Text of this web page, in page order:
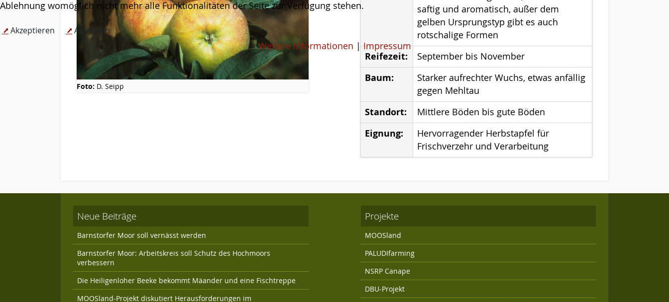
Foto: D. Seipp
saftig und aromatisch, außer dem
gelben Ursprungstyp gibt es auch
rotschalige Formen
Reifezeit: September bis November
Baum:
Starker aufrechter Wuchs, etwas anfällig
gegen Mehltau
Standort: Mittlere Böden bis gute Böden
Eignung:
Hervorragender Herbstapfel für
Frischverzehr und Verarbeitung
Neue Beiträge
Barnstorfer Moor soll vernässt werden
Barnstorfer Moor: Arbeitskreis soll Schutz des Hochmoors
verbessern
Die Heiligenloher Beeke bekommt Mäander und eine Fischtreppe
MOOSland-Projekt diskutiert Herausforderungen im
Projekte
MOOSland
PALUDIfarming
NSRP Canape
DBU-Projekt
Ablehnung womöglich nicht mehr alle Funktionalitäten der Seite zur Verfügung stehen.
Akzeptieren Ablehnen
Weitere Informationen |Impressum